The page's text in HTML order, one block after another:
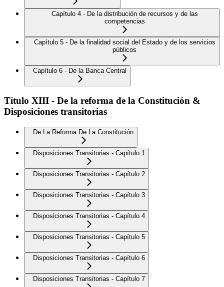
Capítulo 4 - De la distribución de recursos y de las
competencias
Capítulo 5 - De la finalidad social del Estado y de los servicios
públicos
Capítulo 6 - De la Banca Central
Título XIII - De la reforma de la Constitución &
Disposiciones transitorias
De La Reforma De La Constitución
Disposiciones Transitorias - Capítulo 1
Disposiciones Transitorias - Capítulo 2
Disposiciones Transitorias - Capítulo 3
Disposiciones Transitorias - Capítulo 4
Disposiciones Transitorias - Capítulo 5
Disposiciones Transitorias - Capítulo 6
Disposiciones Transitorias - Capítulo 7